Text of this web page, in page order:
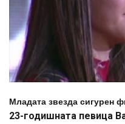
Младата звезда сигурен
23-годишната певица